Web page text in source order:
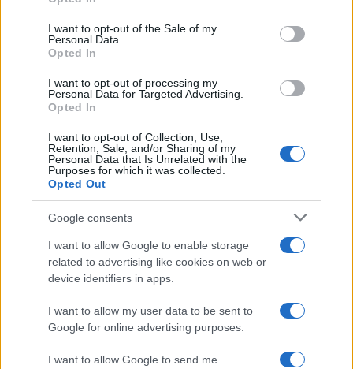
use your data for below specified purposes in below Google
consent section.
I want to opt-out of the Sale of my
Personal Data.
Opted In
I want to opt-out of processing my
Personal Data for Targeted Advertising.
Opted In
I want to opt-out of Collection, Use,
Retention, Sale, and/or Sharing of my
Personal Data that Is Unrelated with the
Purposes for which it was collected.
Opted Out
Google consents
I want to allow Google to enable storage
related to advertising like cookies on web or
device identifiers in apps.
I want to allow my user data to be sent to
Google for online advertising purposes.
I want to allow Google to send me
szerepének végére ért, tekintettel
mindazokra a problémákra, amelyekkel
napjainkban szembe kell néznie, beleértve a
növekvő nacionalizmust, a tömeges
bevándorlást és az ukrajnai háborút. Ön
egyetért ezzel?
Van egy koncepcionális probléma Európában:
az EU-nak Európai Egyesült Államokká kell-e
válnia? Régen sokan támogatták ezt az
elképzelést, ma már kevesebben vannak. Vagy
inkább a nemzetek Európájává kellene válnia,
a sokféleségben egyesülve?